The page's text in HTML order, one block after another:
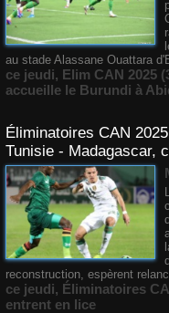
au stade Alassane Ouattara
ce jeudi, Elim CAN 2025
accueille le Burundi à
Éliminatoires CAN
Tunisie - Madagascar,
reconstruction, espèrent
ce jeudi, Éliminatoires
entrent en lice